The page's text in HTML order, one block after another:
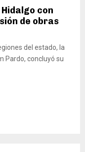
con
de obras
del estado, la
Pardo, concluyó su